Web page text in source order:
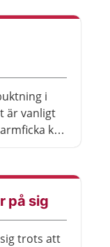
i
är vanligt
kan
på sig
trots att